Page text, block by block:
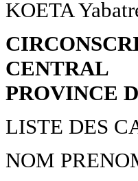
KOETA
CENTRAL
PROVINCE
LISTE DES
NOM